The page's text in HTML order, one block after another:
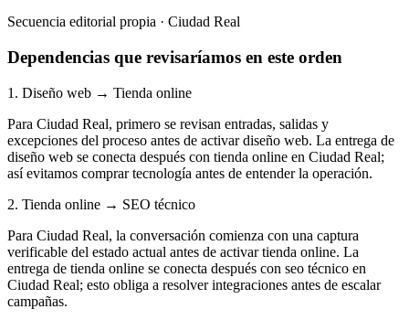
Secuencia editorial propia · Ciudad Real
Dependencias que revisaríamos en este orden
1. Diseño web → Tienda online
Para Ciudad Real, primero se revisan entradas, salidas y
excepciones del proceso antes de activar diseño web. La entrega de
diseño web se conecta después con tienda online en Ciudad Real;
así evitamos comprar tecnología antes de entender la operación.
2. Tienda online → SEO técnico
Para Ciudad Real, la conversación comienza con una captura
verificable del estado actual antes de activar tienda online. La
entrega de tienda online se conecta después con seo técnico en
Ciudad Real; esto obliga a resolver integraciones antes de escalar
campañas.